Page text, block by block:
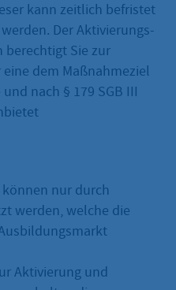
kann zeitlich befristet
Der Aktivierungs-
Sie zur
dem Maßnahmeziel
nach § 179 SGB III
nur durch
werden, welche die
Aktivierung und